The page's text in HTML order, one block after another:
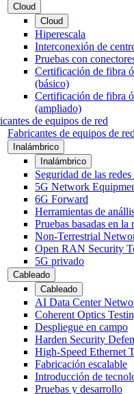
Cloud
Cloud
Hiperescala
Interconexión de
Pruebas con
Certificación de fibra
(básico)
Certificación de fibra
(ampliado)
de equipos de red
Fabricantes de equipos de red
Inalámbrico
Inalámbrico
Seguridad de las redes
5G Network
6G Forward
Herramientas de
Pruebas basadas en la
Non-Terrestrial
Open RAN Security
5G privado
Cableado
Cableado
AI Data Center
Coherent Optics
Despliegue en campo
Harden Security
High-Speed Ethernet
Fabricación escalable
Introducción de
Pruebas y desarrollo